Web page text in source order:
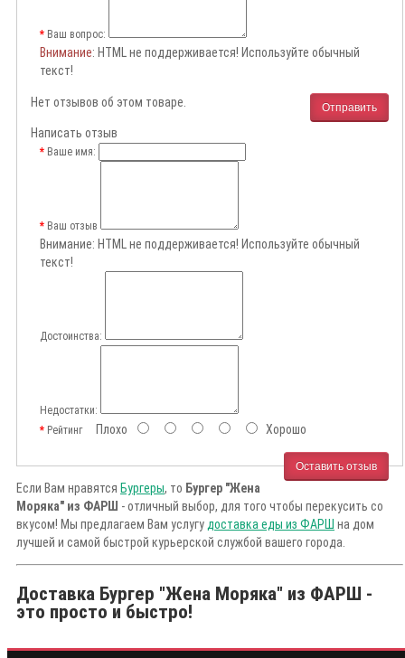
Ваш вопрос:
Внимание: HTML не поддерживается! Используйте обычный
текст!
Отправить
Нет отзывов об этом товаре.
Написать отзыв
Ваше имя:
Ваш отзыв
Внимание: HTML не поддерживается! Используйте обычный
текст!
Достоинства:
Недостатки:
РейтингПлохо Хорошо
Оставить отзыв
Если Вам нравятся Бургеры, то Бургер "Жена
Моряка" из ФАРШ - отличный выбор, для того чтобы перекусить со
вкусом! Мы предлагаем Вам услугу доставка еды из ФАРШ на дом
лучшей и самой быстрой курьерской службой вашего города.
Доставка Бургер "Жена Моряка" из ФАРШ -
это просто и быстро!